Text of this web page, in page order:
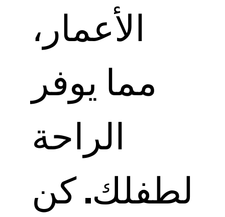
الأعمار،
مما يوفر
الراحة
لطفلك. كن